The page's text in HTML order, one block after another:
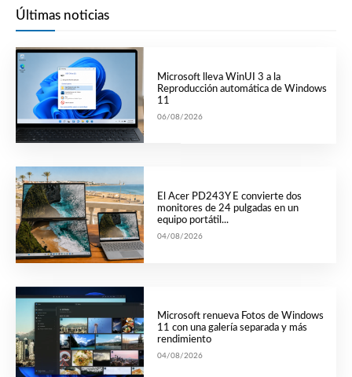
Últimas noticias
Microsoft lleva WinUI 3 a la
Reproducción automática de Windows
11
06/08/2026
El Acer PD243Y E convierte dos
monitores de 24 pulgadas en un
equipo portátil...
04/08/2026
Microsoft renueva Fotos de Windows
11 con una galería separada y más
rendimiento
04/08/2026